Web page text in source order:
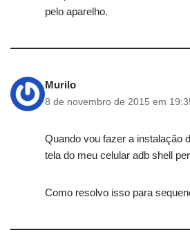
pelo aparelho.
Murilo
8 de novembro de 2015 em
Quando vou fazer a instalação
tela do meu celular adb shell
Como resolvo isso para